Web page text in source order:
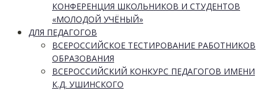
КОНФЕРЕНЦИЯ ШКОЛЬНИКОВ И СТУДЕНТОВ
«МОЛОДОЙ УЧЁНЫЙ»
ДЛЯ ПЕДАГОГОВ
ВСЕРОССИЙСКОЕ ТЕСТИРОВАНИЕ РАБОТНИКОВ
ОБРАЗОВАНИЯ
ВСЕРОССИЙСКИЙ КОНКУРС ПЕДАГОГОВ ИМЕНИ
К.Д. УШИНСКОГО